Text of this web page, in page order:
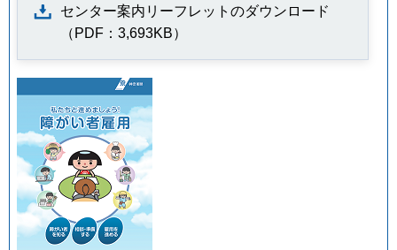
センター案内リーフレットのダウンロード
（PDF：3,693KB）